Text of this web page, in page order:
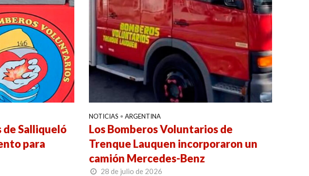
Salliqueló
para
NOTICIAS • ARGENTINA
Los Bomberos Voluntarios de
Trenque Lauquen incorporaron un
camión Mercedes-Benz
28 de julio de 2026